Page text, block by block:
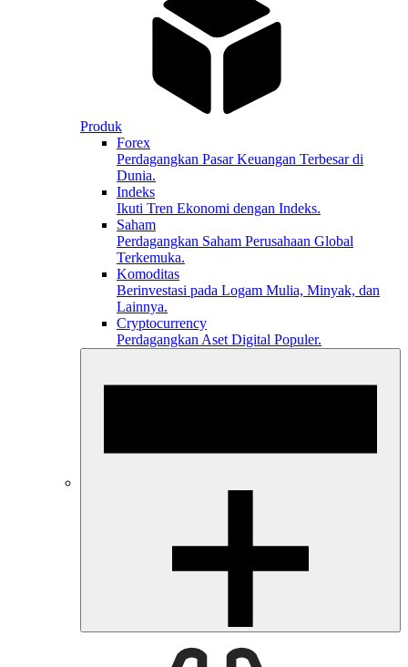
Produk
Forex
Perdagangkan Pasar Keuangan Terbesar di
Dunia.
Indeks
Ikuti Tren Ekonomi dengan Indeks.
Saham
Perdagangkan Saham Perusahaan Global
Terkemuka.
Komoditas
Berinvestasi pada Logam Mulia, Minyak, dan
Lainnya.
Cryptocurrency
Perdagangkan Aset Digital Populer.